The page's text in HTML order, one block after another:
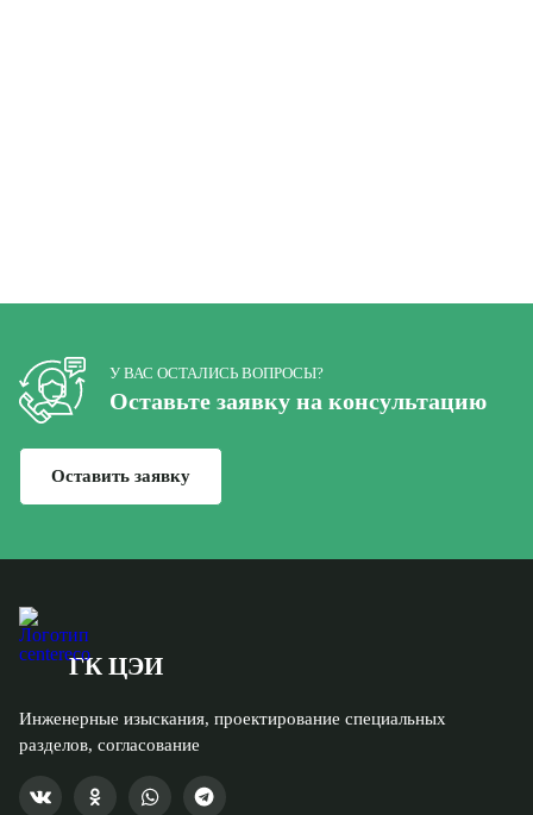
Оставьте заявку на консультацию
У ВАС ОСТАЛИСЬ ВОПРОСЫ?
Оставить заявку
ГК ЦЭИ
Инженерные изыскания, проектирование специальных
разделов, согласование